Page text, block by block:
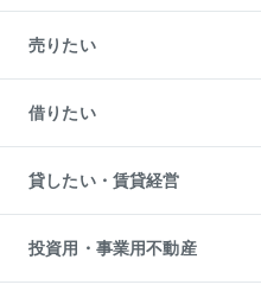
新築・分譲マンションの購入
中古マンションの購入
一戸建ての購入
中古一戸建ての購入
不動産購入の流れ
注目キーワード物件特集
購入ガイド
English 繁体中文簡体中文
売りたい
一戸建ての売却・査定
土地の売却・査定
スピードAI査定
不動産査定について
不動産売却の流れ
不動産買換えの流れ
売却ガイド
借りたい
オフィス・店舗の賃貸
借りるときの流れ
借りるガイド
貸したい・賃貸経営
マンション賃料データ
賃貸管理プラン
リロケーションについて
投資用・事業用不動産